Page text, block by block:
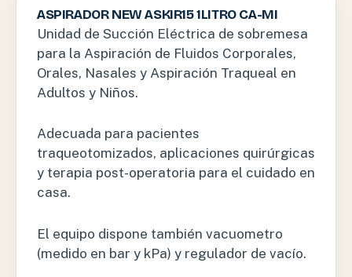
ASPIRADOR NEW ASKIR15 1LITRO CA-MI
Unidad de Succión Eléctrica de sobremesa
para la Aspiración de Fluidos Corporales,
Orales, Nasales y Aspiración Traqueal en
Adultos y Niños.
Adecuada para pacientes
traqueotomizados, aplicaciones quirúrgicas
y terapia post-operatoria para el cuidado en
casa.
El equipo dispone también vacuometro
(medido en bar y kPa) y regulador de vacío.